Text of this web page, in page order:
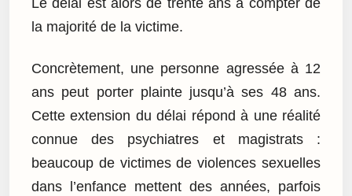
Le délai est alors de trente ans à compter de
la majorité de la victime.
Concrètement, une personne agressée à 12
ans peut porter plainte jusqu’à ses 48 ans.
Cette extension du délai répond à une réalité
connue des psychiatres et magistrats :
beaucoup de victimes de violences sexuelles
dans l’enfance mettent des années, parfois